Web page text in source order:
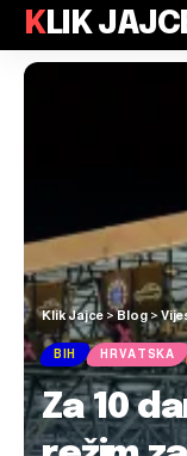
KLIK
Klik Jajce >Blog >
BIH HRVATSKA
Za 10